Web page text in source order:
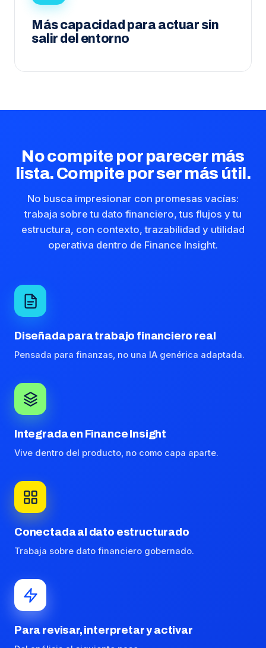
Más capacidad para actuar sin
salir del entorno
No compite por parecer más
lista. Compite por ser más útil.
No busca impresionar con promesas vacías:
trabaja sobre tu dato financiero, tus flujos y tu
estructura, con contexto, trazabilidad y utilidad
operativa dentro de Finance Insight.
Diseñada para trabajo financiero real
Pensada para finanzas, no una IA genérica adaptada.
Integrada en Finance Insight
Vive dentro del producto, no como capa aparte.
Conectada al dato estructurado
Trabaja sobre dato financiero gobernado.
Para revisar, interpretar y activar